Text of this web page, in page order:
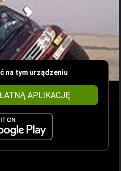
na tym urządzeniu
APLIKACJĘ